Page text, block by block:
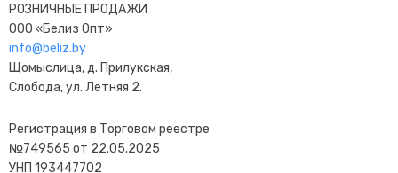
РОЗНИЧНЫЕ ПРОДАЖИ
ООО «Белиз Опт»
info@beliz.by
Щомыслица, д. Прилукская,
Слобода, ул. Летняя 2.
Регистрация в Торговом реестре
№749565 от 22.05.2025
УНП 193447702